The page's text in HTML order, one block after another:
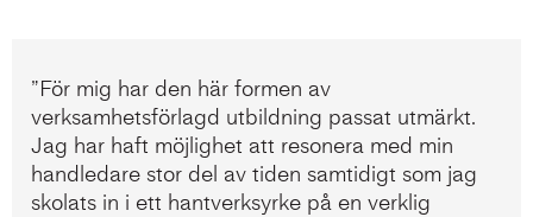
”För mig har den här formen av
verksamhetsförlagd utbildning passat utmärkt.
Jag har haft möjlighet att resonera med min
handledare stor del av tiden samtidigt som jag
skolats in i ett hantverksyrke på en verklig